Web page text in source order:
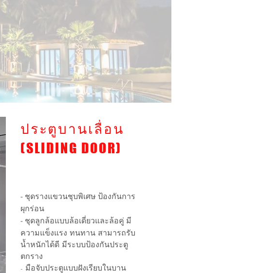
ประตูบานเลื่อน
(SLIDING DOOR)
- ชุดรางแขวนชุบพิเศษ ป้องกันการ
ผุกร่อน
- ชุดลูกล้อแบบล้อเดี่ยวและล้อคู่ มี
ความแข็งแรง ทนทาน สามารถรับ
น้ำหนักได้ดี มีระบบป้องกันประตู
ตกราง
- มือจับประตูแบบฝังเรียบในบาน